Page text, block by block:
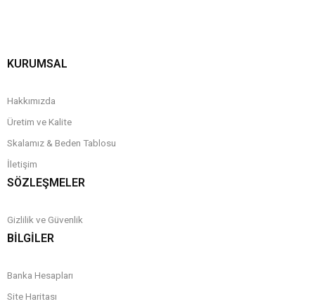
KURUMSAL
Hakkımızda
Üretim ve Kalite
Skalamız & Beden Tablosu
İletişim
SÖZLEŞMELER
Gizlilik ve Güvenlik
BİLGİLER
Banka Hesapları
Site Haritası